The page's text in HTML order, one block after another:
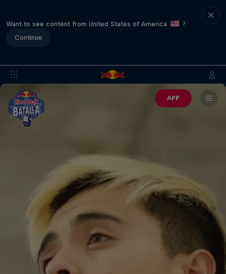
Want to see content from United States of America
?
Continue
APP